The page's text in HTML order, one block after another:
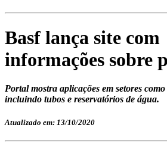
Basf lança site com
informações sobre
Portal mostra aplicações em setores
incluindo tubos e reservatórios de água.
Atualizado em: 13/10/2020